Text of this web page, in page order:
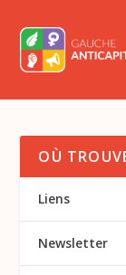
OÙ
Liens
Newsletter